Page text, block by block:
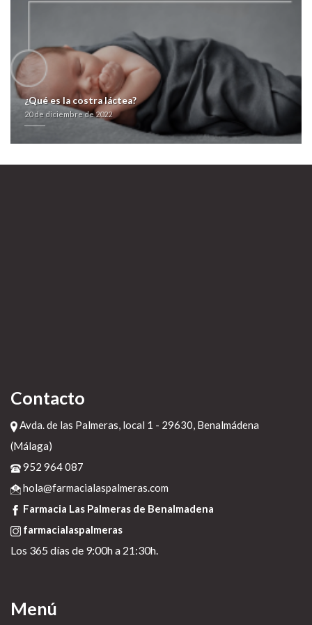
Venta valtrex tridiavir
2022
¿Qué es la costra láctea?
20 de diciembre de 2022
Contacto
Avda. de las Palmeras, local 1 - 29630, Benalmádena
(Málaga)
952 964 087
hola@farmacialaspalmeras.com
Farmacia Las Palmeras de Benalmadena
farmacialaspalmeras
Los 365 días de 9:00h a 21:30h.
Menú